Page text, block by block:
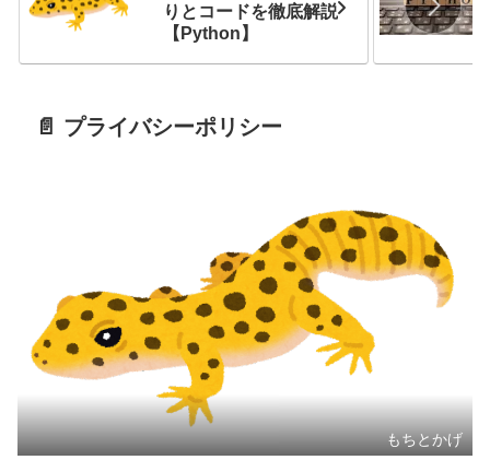
りとコードを徹底解説
【Python】
📄 プライバシーポリシー
もちとかげ